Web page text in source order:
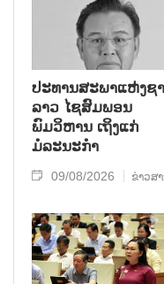
ປະທານສະພາແຫ່ງຊ
ລາວ ໄຊສົມພອນ
ພົມວິຫານ ເຖິງແກ່
ມໍລະນະກຳ
09/08/2026 ຂ່າວສ